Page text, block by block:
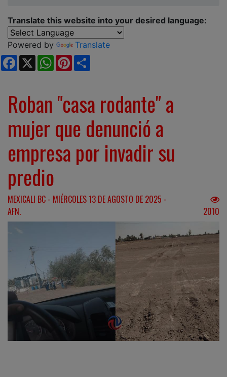
Translate this website into your desired language:
Powered by
Translate
Facebook
X WhatsApp
Pinterest
Roban "casa rodante" a
mujer que denunció a
empresa por invadir su
predio
MEXICALI BC - MIÉRCOLES 13 DE AGOSTO DE 2025 -
AFN.
2010